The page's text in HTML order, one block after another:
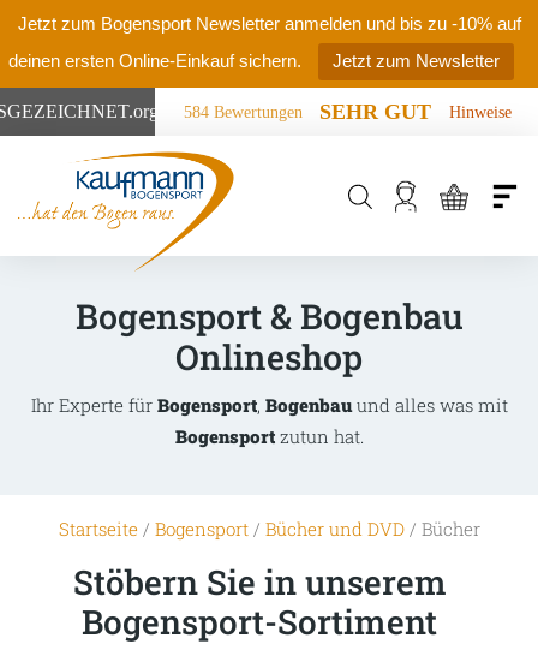
Jetzt zum Bogensport Newsletter anmelden und bis zu -10% auf
deinen ersten Online-Einkauf sichern.
Jetzt zum Newsletter
.org 584 Bewertungen SEHR GUT Hinweise
Products
search
Bogensport & Bogenbau
Onlineshop
Ihr Experte für Bogensport, Bogenbauund alles was mit
Bogensportzutun hat.
Startseite / Bogensport/ Bücher und DVD/ Bücher
Stöbern Sie in unserem
Bogensport-Sortiment